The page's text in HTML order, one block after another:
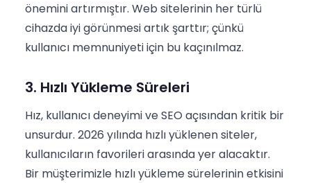
önemini artırmıştır. Web sitelerinin her türlü
cihazda iyi görünmesi artık şarttır; çünkü
kullanıcı memnuniyeti için bu kaçınılmaz.
3. Hızlı Yükleme Süreleri
Hız, kullanıcı deneyimi ve SEO açısından kritik bir
unsurdur. 2026 yılında hızlı yüklenen siteler,
kullanıcıların favorileri arasında yer alacaktır.
Bir müşterimizle hızlı yükleme sürelerinin etkisini